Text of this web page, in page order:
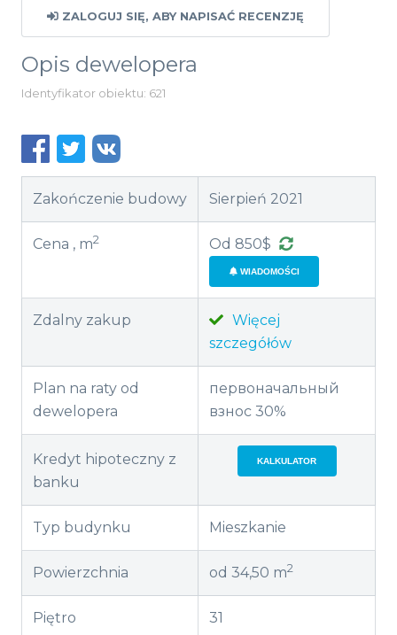
ZALOGUJ SIĘ, ABY NAPISAĆ RECENZJĘ
Opis dewelopera
Identyfikator obiektu: 621
Zakończenie budowy Sierpień 2021
Cena , m2 Od 850$
WIADOMOŚCI
Zdalny zakup
Więcej
szczegółów
Plan na raty od
dewelopera
первоначальный
взнос 30%
Kredyt hipoteczny z
banku
KALKULATOR
Typ budynku Mieszkanie
Powierzchnia od 34,50 m2
Piętro 31